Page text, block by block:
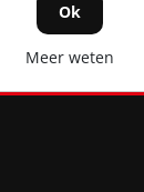
RSS
Ok
Meer weten